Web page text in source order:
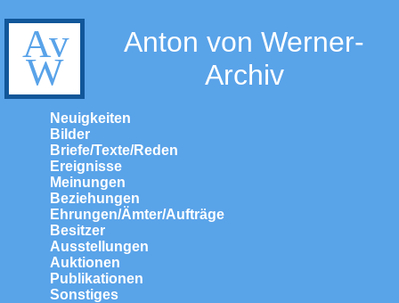
Anton von Werner-
Archiv
Neuigkeiten
Bilder
Briefe/Texte/Reden
Ereignisse
Meinungen
Beziehungen
Ehrungen/Ämter/Aufträge
Besitzer
Ausstellungen
Auktionen
Publikationen
Sonstiges